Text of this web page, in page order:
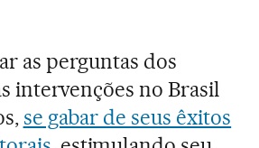
as perguntas dos
intervenções no Brasil
se gabar de seus êxitos